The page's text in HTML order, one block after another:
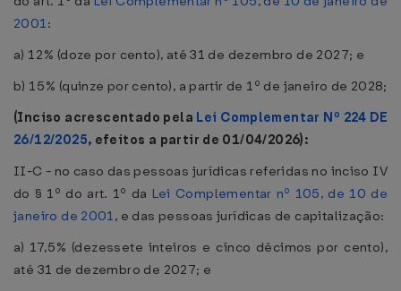
2001:
a) 12% (doze por cento), até 31 de dezembro de 2027; e
b) 15% (quinze por cento), a partir de 1º de janeiro de 2028;
(Inciso acrescentado pela Lei Complementar Nº 224 DE
26/12/2025, efeitos a partir de 01/04/2026):
II-C - no caso das pessoas jurídicas referidas no inciso IV
do § 1º do art. 1º da Lei Complementar nº 105, de 10 de
janeiro de 2001, e das pessoas jurídicas de capitalização:
a) 17,5% (dezessete inteiros e cinco décimos por cento),
até 31 de dezembro de 2027; e